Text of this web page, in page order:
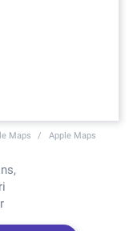
Maps Apple Maps